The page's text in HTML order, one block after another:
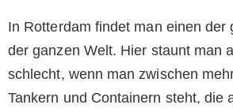
In Rotterdam findet man einen der
der ganzen Welt. Hier staunt man
schlecht, wenn man zwischen
Tankern und Containern steht, die